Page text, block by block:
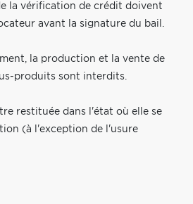
la vérification de crédit doivent
avant la signature du bail.
la production et la vente de
produits sont interdits.
restituée dans l'état où elle se
(à l'exception de l'usure